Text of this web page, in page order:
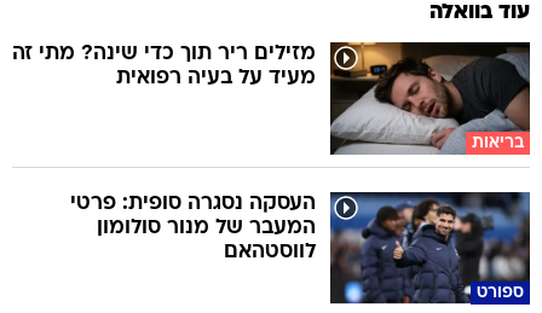
עוד בוואלה
בריאות
מזילים ריר תוך כדי שינה? מתי זה
מעיד על בעיה רפואית
ספורט
העסקה נסגרה סופית: פרטי
המעבר של מנור סולומון
לווסטהאם